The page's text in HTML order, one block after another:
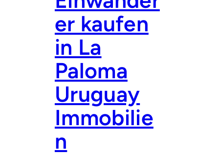
U
R
U
G
Y
R
A
–
P
er kaufen
in La
Paloma
Uruguay
Immobilie
n